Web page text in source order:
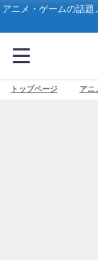
アニメ・ゲームの話
トップページ アニ